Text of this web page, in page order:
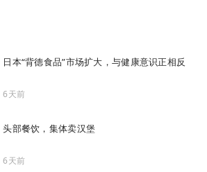
日本“背德食品”市场扩大，与健康意识正相反
6天前
头部餐饮，集体卖汉堡
6天前